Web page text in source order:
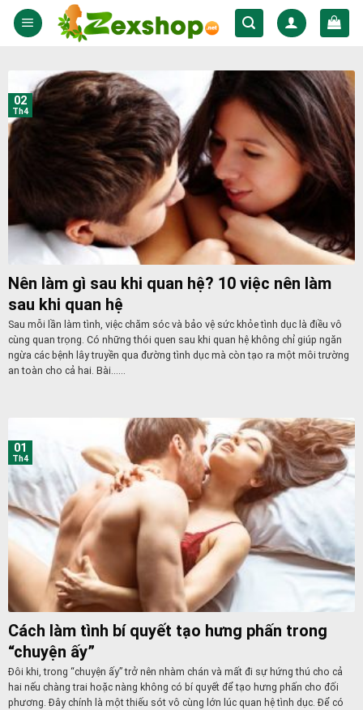
Skip
Nên làm gì sau khi quan hệ? 10 việc nên làm
sau khi quan hệ
Sau mỗi lần làm tình, việc chăm sóc và bảo vệ sức khỏe tình dục là điều vô
cùng quan trọng. Có những thói quen sau khi quan hệ không chỉ giúp ngăn
ngừa các bệnh lây truyền qua đường tình dục mà còn tạo ra một môi trường
an toàn cho cả hai. Bài......
02
Th4
Cách làm tình bí quyết tạo hưng phấn trong
“chuyện ấy”
Đôi khi, trong “chuyện ấy” trở nên nhàm chán và mất đi sự hứng thú cho cả
hai nếu chàng trai hoặc nàng không có bí quyết để tạo hưng phấn cho đối
phương. Đây chính là một thiếu sót vô cùng lớn lúc quan hệ tình dục. Để có
01
Th4